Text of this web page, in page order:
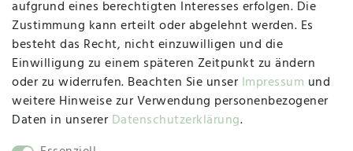
47533 Kleve
Montag, Dienstag, Donnerstag, Freitag
09:00 Uhr bis 13:00 Uhr
Mittwoch
09:00 Uhr bis 12:00 Uhr
aufgrund eines berechtigten Interesses erfolgen. Die
Zustimmung kann erteilt oder abgelehnt werden. Es
besteht das Recht, nicht einzuwilligen und die
Einwilligung zu einem späteren Zeitpunkt zu ändern
oder zu widerrufen. Beachten Sie unser Impressum und
weitere Hinweise zur Verwendung personenbezogener
Daten in unserer Daten­schutz­erklärung.